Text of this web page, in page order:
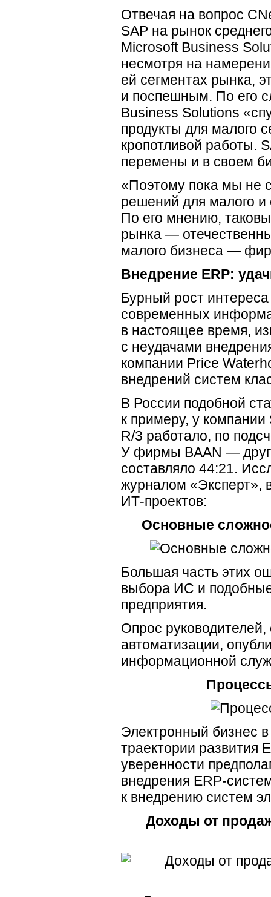
Отвечая на вопрос
SAP на рынок
Microsoft Business
несмотря на
ей сегментах рынка,
и поспешным. По его
Business Solutions
продукты для малого
кропотливой работы.
перемены и в своем
«Поэтому пока мы не
решений для малого
По его мнению,
рынка —
малого бизнеса —
Внедрение ERP:
Бурный рост
современных
в настоящее время,
с неудачами
компании Price
внедрений систем
В России подобной
к примеру, у
R/3 работало, по
У фирмы BAAN —
составляло 44:21.
журналом «Эксперт»,
ИТ-проектов:
Основные
Большая часть этих
выбора ИС и
предприятия.
Опрос
автоматизации,
информационной
Электронный бизнес
траектории развития
уверенности
внедрения ERP-
к внедрению систем
Доходы от